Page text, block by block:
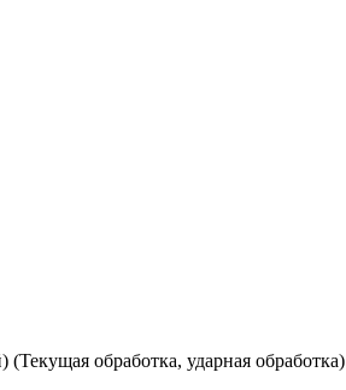
обработка, ударная обработка)